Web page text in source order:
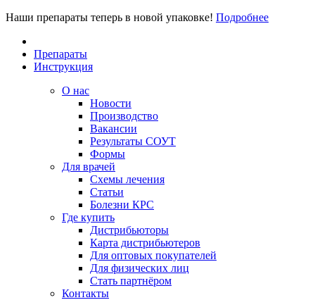
Наши препараты теперь в новой упаковке! Подробнее
Препараты
Инструкция
О нас
Новости
Производство
Вакансии
Результаты СОУТ
Формы
Для врачей
Схемы лечения
Статьи
Болезни КРС
Где купить
Дистрибьюторы
Карта дистрибьютеров
Для оптовых покупателей
Для физических лиц
Стать партнёром
Контакты